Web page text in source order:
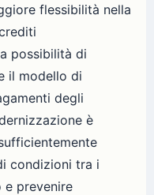
flessibilità nella
possibilità di
il modello di
degli
è
condizioni tra i
prevenire